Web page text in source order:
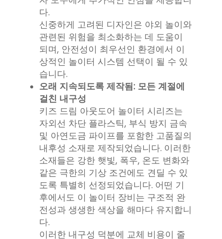
다.
신중하게 고려된 디자인은 야외 놀이와
관련된 위험을 최소화하는 데 도움이
되며, 안전성이 최우선인 환경에서 이
상적인 놀이터 시스템 선택이 될 수 있
습니다.
오래 지속되도록 제작됨: 모든 계절에
걸친 내구성
키즈 드림 아웃도어 놀이터 시리즈는
자외선 차단 플라스틱, 부식 방지 금속
및 아연도금 파이프를 포함한 고품질의
내후성 소재로 제작되었습니다. 이러한
소재들은 강한 햇빛, 폭우, 온도 변화와
같은 극한의 기상 조건에도 견딜 수 있
도록 특별히 선정되었습니다. 어떤 기
후에서도 이 놀이터 장비는 구조적 완
전성과 생생한 색상을 해마다 유지합니
다.
이러한 내구성 덕분에 교체 비용이 줄